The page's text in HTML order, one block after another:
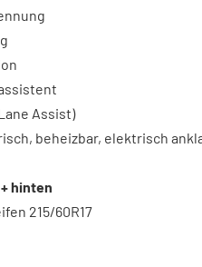
Assist)
beheizbar, elektrisch
hinten
215/60R17